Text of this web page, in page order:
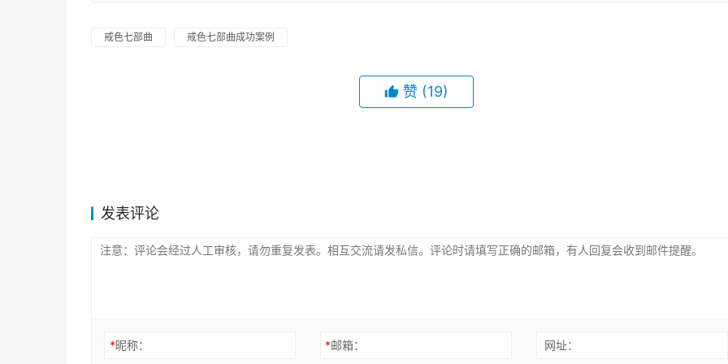
戒色七部曲 戒色七部曲成功案例
赞 (19)
发表评论
*昵称： *邮箱： 网址：